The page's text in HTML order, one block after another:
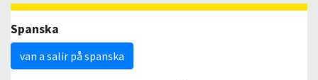
Spanska
van a salir på spanska